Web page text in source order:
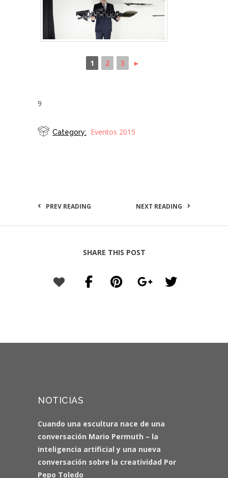
1 2 3 ►
9
Category: Eventos 2015
PREV READING NEXT READING
SHARE THIS POST
NOTICIAS
Cuando una escultura nace de una
conversación Mario Permuth – la
inteligencia artificial y una nueva
conversación sobre la creatividad Por
Pepo Toledo